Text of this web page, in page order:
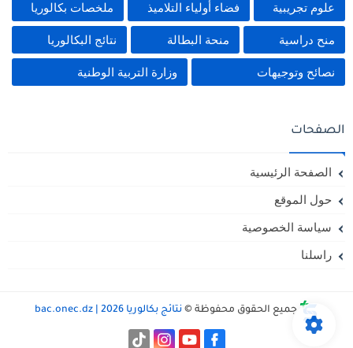
علوم تجريبية فضاء أولياء التلاميذ ملخصات بكالوريا
منح دراسية منحة البطالة نتائج البكالوريا
نصائح وتوجيهات وزارة التربية الوطنية
الصفحات
الصفحة الرئيسية
حول الموقع
سياسة الخصوصية
راسلنا
جميع الحقوق محفوظة © نتائج بكالوريا 2026 | bac.onec.dz